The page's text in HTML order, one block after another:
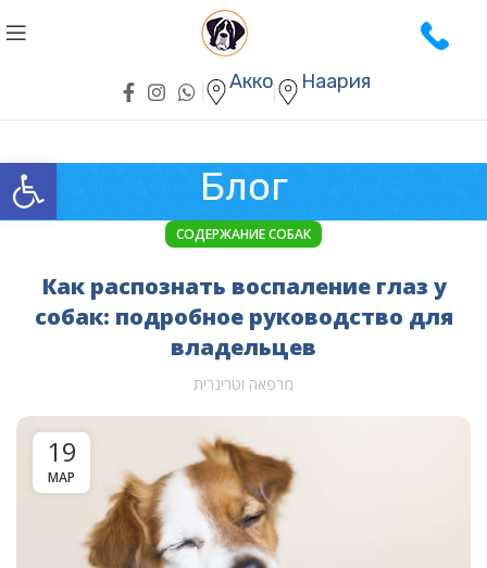
Открыть панель инструментов
Акко Наария
Блог
СОДЕРЖАНИЕ СОБАК
Как распознать воспаление глаз у
собак: подробное руководство для
владельцев
מרפאה וטרינרית
19
МАР